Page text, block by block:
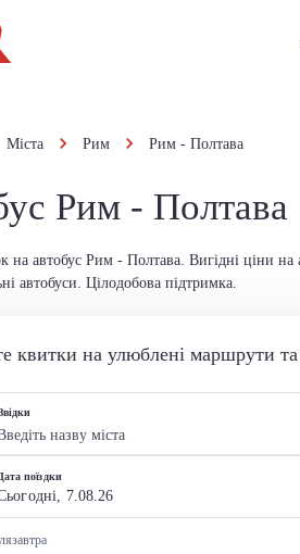
Міста Рим Рим - Полтава
Рим - Полтава
на автобус Рим - Полтава. Вигідні ціни на
автобуси. Цілодобова підтримка.
квитки на улюблені маршрути
поїздки
7.08.26